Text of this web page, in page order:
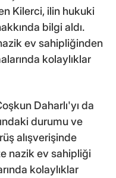
Kilerci, ilin hukuki
bilgi aldı.
ev sahipliğinden
kolaylıklar
Daharlı'yı da
durumu ve
alışverişinde
nazik ev sahipliği
kolaylıklar